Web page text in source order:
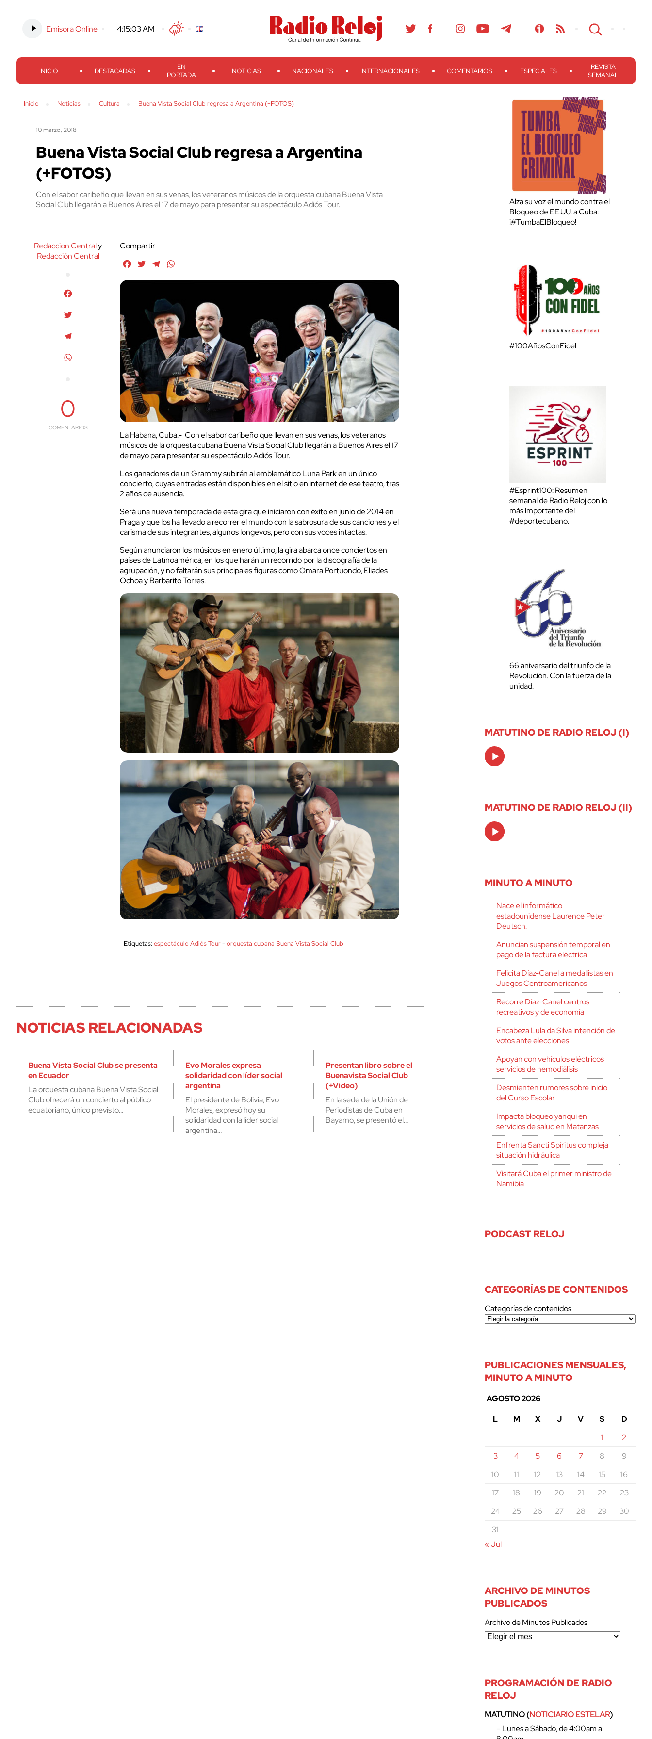
cerrar
Emisora Online 4:15:04 AM TwitterFacebook
Threads
Instagram TelegramTeveo Ivoox RSS Search
INICIO DESTACADAS
EN
PORTADA
NOTICIAS NACIONALES INTERNACIONALES COMENTARIOS ESPECIALES
REVISTA
SEMANAL
Inicio Noticias Cultura Buena Vista Social Club regresa a Argentina (+FOTOS)
10 marzo, 2018
Buena Vista Social Club regresa a Argentina
(+FOTOS)
Con el sabor caribeño que llevan en sus venas, los veteranos músicos de la orquesta cubana Buena Vista
Social Club llegarán a Buenos Aires el 17 de mayo para presentar su espectáculo Adiós Tour.
Redaccion Centraly
Redacción Central
0
COMENTARIOS
Compartir
FacebookTwitterTelegram
La Habana, Cuba.- Con el sabor caribeño que llevan en sus venas, los veteranos
músicos de la orquesta cubana Buena Vista Social Club llegarán a Buenos Aires el 17
de mayo para presentar su espectáculo Adiós Tour.
Los ganadores de un Grammy subirán al emblemático Luna Park en un único
concierto, cuyas entradas están disponibles en el sitio en internet de ese teatro, tras
2 años de ausencia.
Será una nueva temporada de esta gira que iniciaron con éxito en junio de 2014 en
Praga y que los ha llevado a recorrer el mundo con la sabrosura de sus canciones y el
carisma de sus integrantes, algunos longevos, pero con sus voces intactas.
Según anunciaron los músicos en enero último, la gira abarca once conciertos en
países de Latinoamérica, en los que harán un recorrido por la discografía de la
agrupación, y no faltarán sus principales figuras como Omara Portuondo, Eliades
Ochoa y Barbarito Torres.
Etiquetas:espectáculo Adiós Tour-orquesta cubana Buena Vista Social Club
NOTICIAS RELACIONADAS
Buena Vista Social Club se presenta
en Ecuador
La orquesta cubana Buena Vista Social
Club ofrecerá un concierto al público
ecuatoriano, único previsto…
Evo Morales expresa
solidaridad con líder social
argentina
El presidente de Bolivia, Evo
Morales, expresó hoy su
solidaridad con la líder social
argentina…
Presentan libro sobre el
Buenavista Social Club
(+Video)
En la sede de la Unión de
Periodistas de Cuba en
Bayamo, se presentó el…
Alza su voz el mundo contra el
Bloqueo de EE.UU. a Cuba:
¡#TumbaElBloqueo!
#100AñosConFidel
#Esprint100: Resumen
semanal de Radio Reloj con lo
más importante del
#deportecubano.
66 aniversario del triunfo de la
Revolución. Con la fuerza de la
unidad.
MATUTINO DE RADIO RELOJ (I)
Audio
Player
MATUTINO DE RADIO RELOJ (II)
Audio
Player
MINUTO A MINUTO
Nace el informático
estadounidense Laurence Peter
Deutsch.
Anuncian suspensión temporal en
pago de la factura eléctrica
Felicita Díaz-Canel a medallistas en
Juegos Centroamericanos
Recorre Díaz-Canel centros
recreativos y de economía
Encabeza Lula da Silva intención de
votos ante elecciones
Apoyan con vehículos eléctricos
servicios de hemodiálisis
Desmienten rumores sobre inicio
del Curso Escolar
Impacta bloqueo yanqui en
servicios de salud en Matanzas
Enfrenta Sancti Spíritus compleja
situación hidráulica
Visitará Cuba el primer ministro de
Namibia
PODCAST RELOJ
CATEGORÍAS DE CONTENIDOS
Categorías de contenidos
PUBLICACIONES MENSUALES,
MINUTO A MINUTO
AGOSTO 2026
L
M X J V S
D
1
2
3
4 5 6 7 8
9
10
11 12 13 14 15
16
17
18 19 20 21 22
23
24
25 26 27 28 29
30
31
« Jul
ARCHIVO DE MINUTOS
PUBLICADOS
Archivo de Minutos Publicados
PROGRAMACIÓN DE RADIO
RELOJ
MATUTINO (NOTICIARIO ESTELAR)
– Lunes a Sábado, de 4:00am a